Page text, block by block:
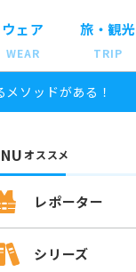
ウェア
WEAR
旅・観光
TRIP
ソッドがある！
オススメ
レポーター
シリーズ